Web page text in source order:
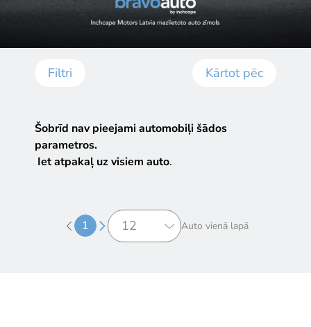
Filtri Kārtot pēc
Šobrīd nav pieejami automobiļi šādos
parametros.
Iet atpakaļ uz visiem auto.
1 Auto vienā lapā